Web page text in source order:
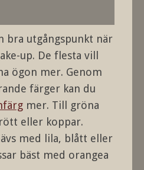
bra utgångspunkt när
up. De flesta vill
ögon mer. Genom
färger kan du
mer. Till gröna
eller koppar.
med lila, blått eller
bäst med orangea